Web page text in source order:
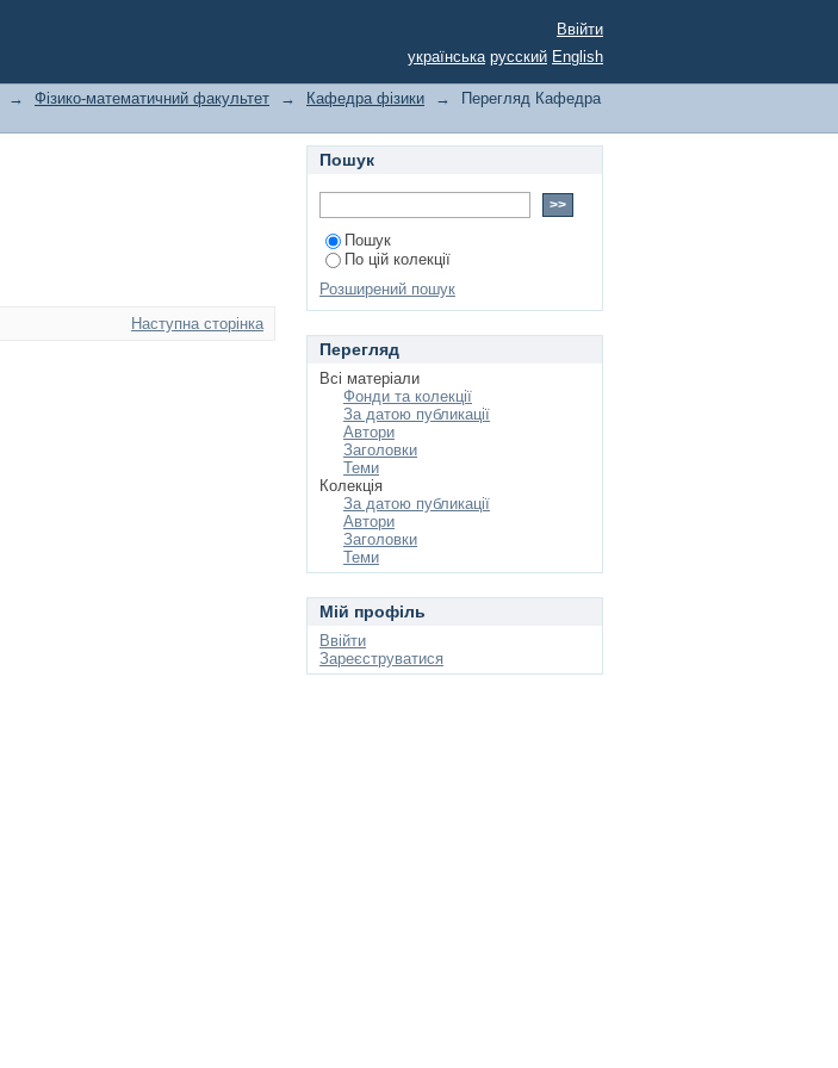
Ввійти
українська русский English
→ Фізико-математичний факультет → Кафедра фізики →
Перегляд Кафедра
Наступна сторінка
Пошук
Пошук
По цій колекції
Розширений пошук
Перегляд
Всі матеріали
Фонди та колекції
За датою публикації
Автори
Заголовки
Теми
Колекція
За датою публикації
Автори
Заголовки
Теми
Мій профіль
Ввійти
Зареєструватися